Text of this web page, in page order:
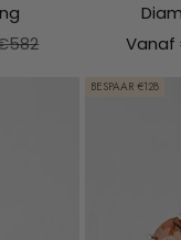
prijs Vanaf
BESPAAR €128